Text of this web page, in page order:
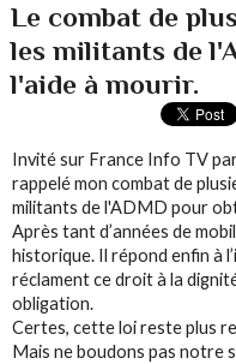
Le combat de
les militants de
l'aide à mourir.
Invité sur France Info TV
rappelé mon combat de
militants de l'ADMD pour
Après tant d’années de
historique. Il répond enfin à
réclament ce droit à la
obligation.
Certes, cette loi reste plus
Mais ne boudons pas notre